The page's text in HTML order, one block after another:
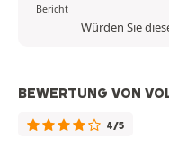
Bericht
Würden Sie
BEWERTUNG VON
4/5